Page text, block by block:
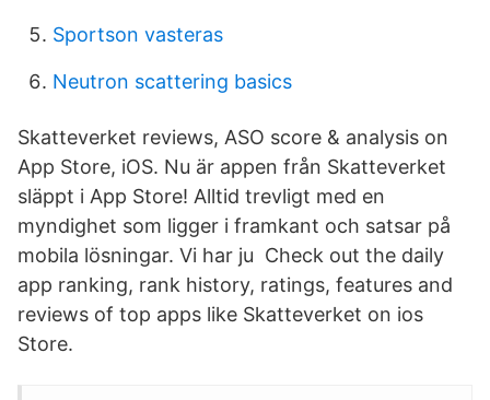
Sportson vasteras
Neutron scattering basics
Skatteverket reviews, ASO score & analysis on
App Store, iOS. Nu är appen från Skatteverket
släppt i App Store! Alltid trevligt med en
myndighet som ligger i framkant och satsar på
mobila lösningar. Vi har ju Check out the daily
app ranking, rank history, ratings, features and
reviews of top apps like Skatteverket on ios
Store.